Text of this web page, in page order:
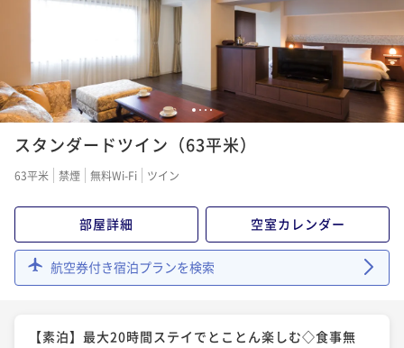
1 234
スタンダードツイン（63平米）
63平米 禁煙 無料Wi-Fi ツイン
部屋詳細 空室カレンダー
航空券付き宿泊プランを検索
【素泊】最大20時間ステイでとことん楽しむ◇食事無